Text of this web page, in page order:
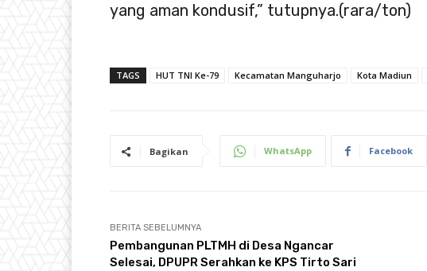
yang aman kondusif,” tutupnya.(rara/ton)
TAGS HUT TNI Ke-79 Kecamatan Manguharjo Kota Madiun
Bagikan WhatsApp Facebook
BERITA SEBELUMNYA
Pembangunan PLTMH di Desa Ngancar
Selesai, DPUPR Serahkan ke KPS Tirto Sari